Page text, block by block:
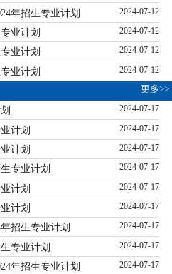
年招生专业计划 2024-07-12
业计划 2024-07-12
业计划 2024-07-12
业计划 2024-07-12
更多>>
2024-07-17
计划 2024-07-17
计划 2024-07-17
专业计划 2024-07-17
计划 2024-07-17
计划 2024-07-17
招生专业计划 2024-07-17
专业计划 2024-07-17
年招生专业计划 2024-07-17